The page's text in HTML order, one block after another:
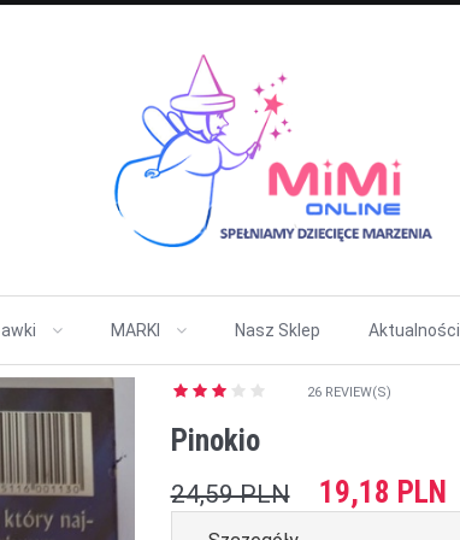
MARKI Nasz Sklep Aktualności
26 REVIEW(S)
Pinokio
24,59 PLN 19,18 PLN